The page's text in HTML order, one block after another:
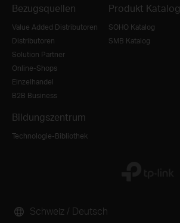
Bezugsquellen
Value Added Distributoren
Distributoren
Solution Partner
Online-Shops
Einzelhandel
B2B Business
Produkt Katalog
SOHO Katalog
SMB Katalog
Bildungszentrum
Technologie-Bibliothek
Schweiz / Deutsch